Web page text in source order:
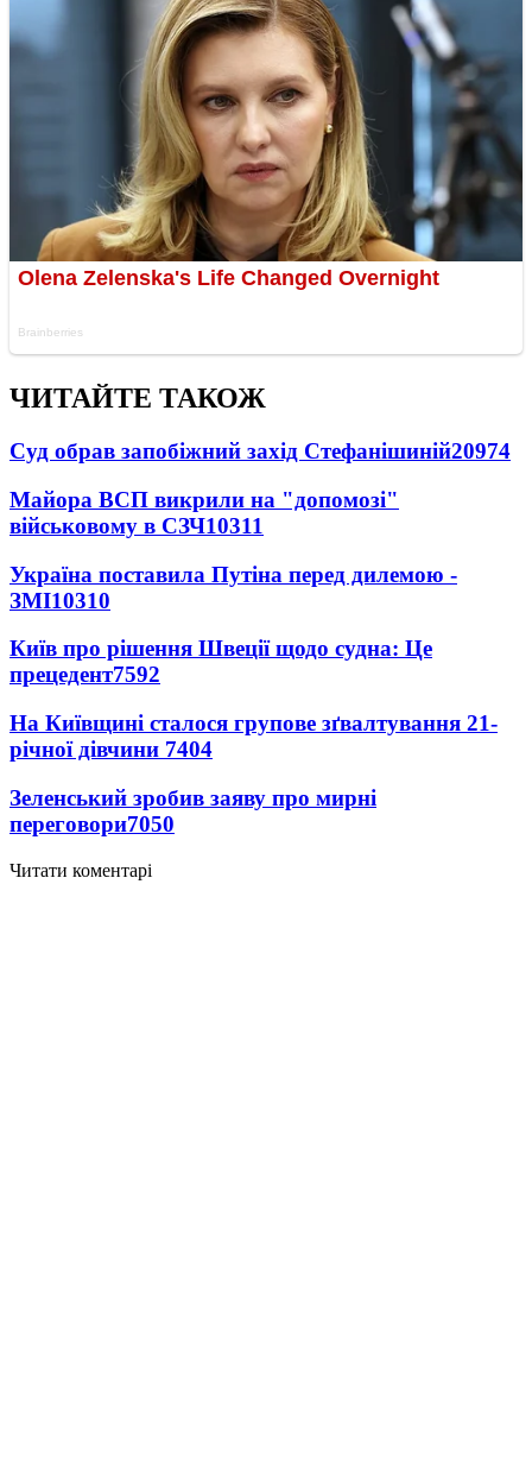
ЧИТАЙТЕ ТАКОЖ
Суд обрав запобіжний захід Стефанішиній20974
Майора ВСП викрили на "допомозі"
військовому в СЗЧ10311
Україна поставила Путіна перед дилемою -
ЗМІ10310
Київ про рішення Швеції щодо судна: Це
прецедент7592
На Київщині сталося групове зґвалтування 21-
річної дівчини 7404
Зеленський зробив заяву про мирні
переговори7050
Читати коментарі